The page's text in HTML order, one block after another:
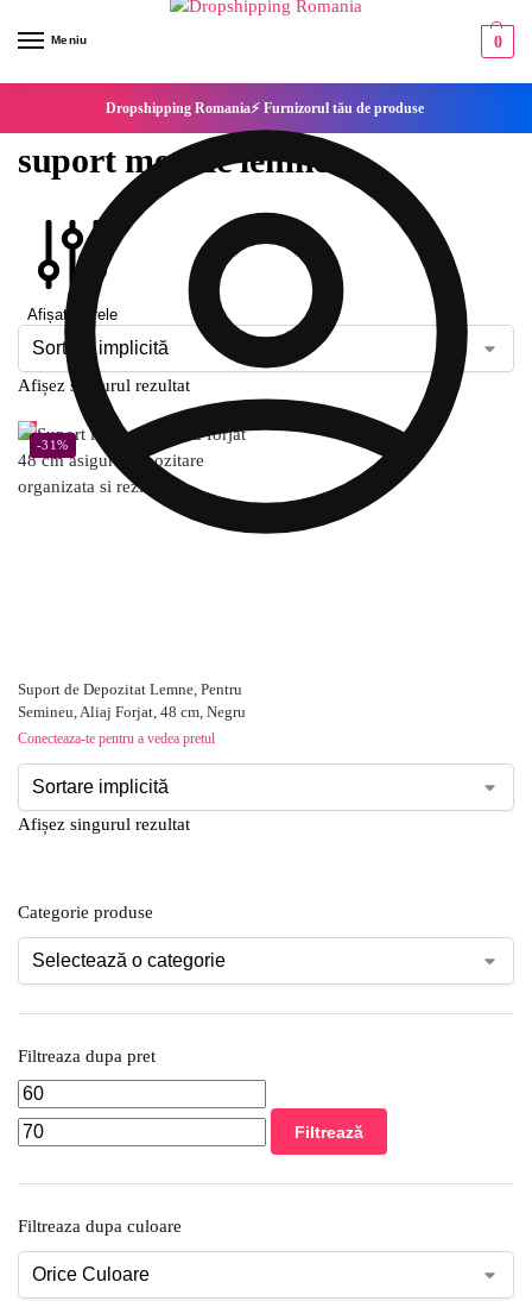
Meniu 0
Dropshipping Romania⚡ Furnizorul tău de produse
suport metalic lemne
Afișați filtrele
Afișez singurul rezultat
-31%
Suport de Depozitat Lemne, Pentru
Semineu, Aliaj Forjat, 48 cm, Negru
Conecteaza-te pentru a vedea pretul
Afișez singurul rezultat
Categorie produse
Filtreaza dupa pret
Filtrează
Filtreaza dupa culoare